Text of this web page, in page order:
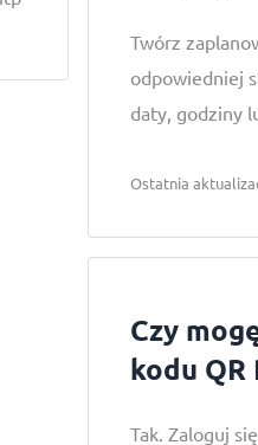
Twórz
odpowiedniej
daty, godziny
Ostatnia
Czy
kodu QR
Tak. Zaloguj